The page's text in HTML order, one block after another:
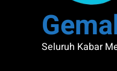
Seluruh Kabar